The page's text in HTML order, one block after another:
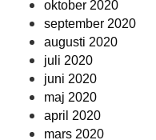
oktober 2020
september 2020
augusti 2020
juli 2020
juni 2020
maj 2020
april 2020
mars 2020